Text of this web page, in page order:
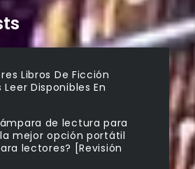
Libros De Ficción
Disponibles En
de lectura para
mejor opción portátil
lectores? [Revisión